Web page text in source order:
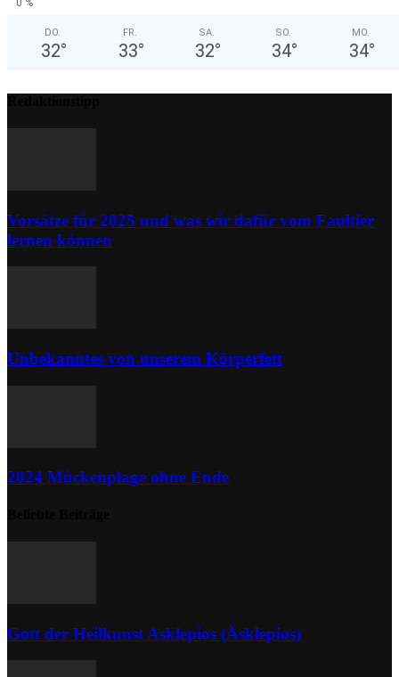
0 %
DO.
32°
FR.
33°
SA.
32°
SO.
34°
MO.
34°
Vorsätze für 2025 und was wir dafür vom Faultier
lernen können
Unbekanntes von unserem Körperfett
2024 Mückenplage ohne Ende
Gott der Heilkunst Asklepios (Äsklepios)